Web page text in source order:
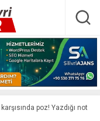
poz! Yazdığı not